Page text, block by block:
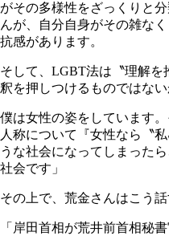
がその多様性をざっくりと
んが、自分自身がその雑な
抗感があります。
そして、LGBT法は〝理解
釈を押しつけるものではな
僕は女性の姿をしています
人称について『女性なら〝
うな社会になってしまった
社会です」
その上で、荒金さんはこう話
「岸田首相が荒井前首相秘